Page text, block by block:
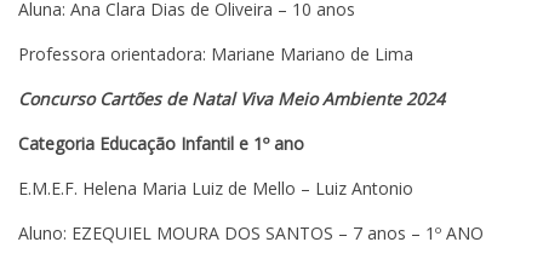
Aluna: Ana Clara Dias de Oliveira – 10 anos
Professora orientadora: Mariane Mariano de Lima
Concurso Cartões de Natal Viva Meio Ambiente 2024
Categoria Educação Infantil e 1º ano
E.M.E.F. Helena Maria Luiz de Mello – Luiz Antonio
Aluno: EZEQUIEL MOURA DOS SANTOS – 7 anos – 1º ANO